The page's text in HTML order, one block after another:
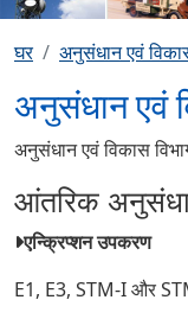
घर अनुसंधान एवं
अनुसंधान एवं
अनुसंधान एवं विकास
आंतरिक
एन्क्रिप्शन उपकरण
E1, E3, STM-I और